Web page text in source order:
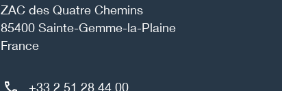
ZAC des Quatre Chemins
85400 Sainte-Gemme-la-Plaine
France
+33 2 51 28 44 00